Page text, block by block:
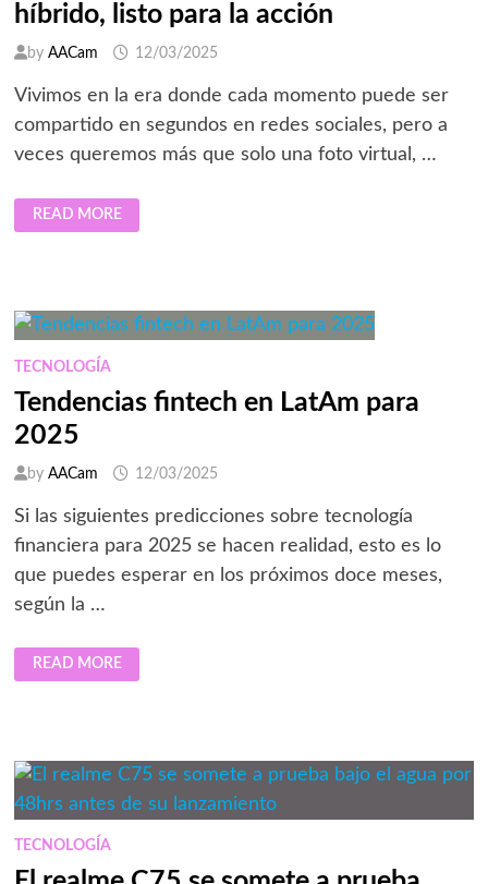
híbrido, listo para la acción
by AACam 12/03/2025
Vivimos en la era donde cada momento puede ser
compartido en segundos en redes sociales, pero a
veces queremos más que solo una foto virtual, …
INSTAX
WIDE
EVO:
LISTO
PARA
LA
ACCIÓN
READ MORE
TECNOLOGÍA
Tendencias fintech en LatAm para
2025
by AACam 12/03/2025
Si las siguientes predicciones sobre tecnología
financiera para 2025 se hacen realidad, esto es lo
que puedes esperar en los próximos doce meses,
según la …
TENDENCIAS
FINTECH
EN
READ MORE
TECNOLOGÍA